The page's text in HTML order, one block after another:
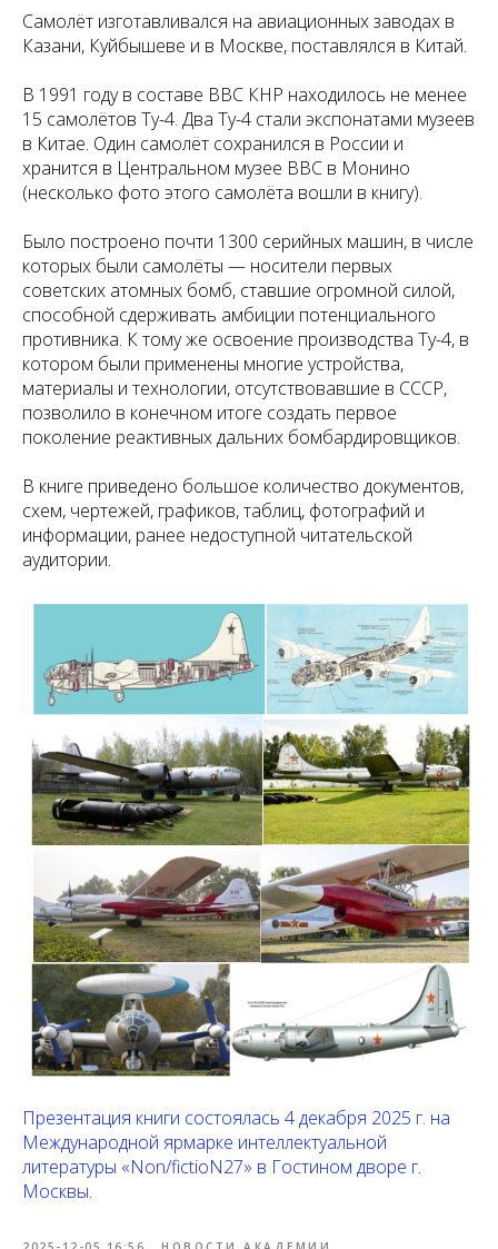
Самолёт изготавливался на авиационных заводах в
Казани, Куйбышеве и в Москве, поставлялся в Китай.
В 1991 году в составе ВВС КНР находилось не менее
15 самолётов Ту-4. Два Ту-4 стали экспонатами музеев
в Китае. Один самолёт сохранился в России и
хранится в Центральном музее ВВС в Монино
(несколько фото этого самолёта вошли в книгу).
Было построено почти 1300 серийных машин, в числе
которых были самолёты — носители первых
советских атомных бомб, ставшие огромной силой,
способной сдерживать амбиции потенциального
противника. К тому же освоение производства Ту-4, в
котором были применены многие устройства,
материалы и технологии, отсутствовавшие в СССР,
позволило в конечном итоге создать первое
поколение реактивных дальних бомбардировщиков.
В книге приведено большое количество документов,
схем, чертежей, графиков, таблиц, фотографий и
информации, ранее недоступной читательской
аудитории.
Презентация книги состоялась 4 декабря 2025 г. на
Международной ярмарке интеллектуальной
литературы «Non/fictioN27» в Гостином дворе г.
Москвы.